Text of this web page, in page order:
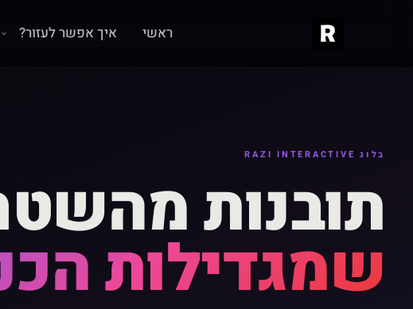
ראשי איך אפשר לעזור?
בלוג RAZI INTERACTIVE
תובנות
שמגדילות